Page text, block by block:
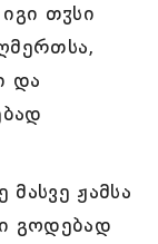
თჳსი
და
ჟამსა
გოდებად